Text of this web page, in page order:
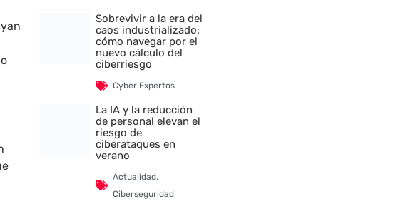
Sobrevivir a la era del
caos industrializado:
cómo navegar por el
nuevo cálculo del
ciberriesgo
Cyber Expertos
La IA y la reducción
de personal elevan el
riesgo de
ciberataques en
verano
Actualidad,
Ciberseguridad